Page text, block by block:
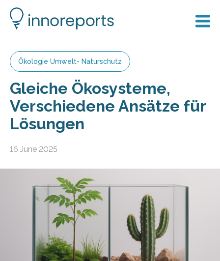
Ökologie Umwelt- Naturschutz
Gleiche Ökosysteme,
Verschiedene Ansätze für
Lösungen
16 June 2025